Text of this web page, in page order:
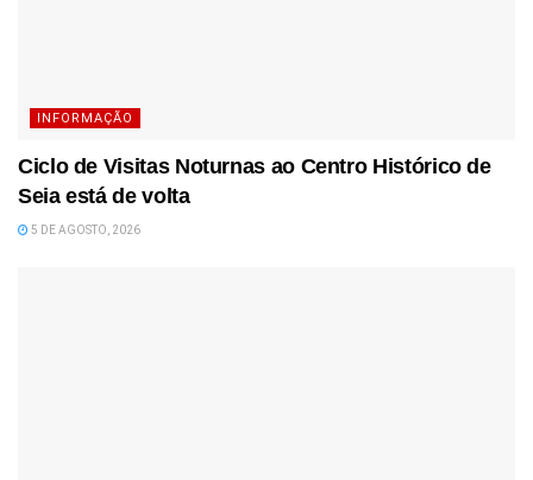
INFORMAÇÃO
Ciclo de Visitas Noturnas ao Centro Histórico de
Seia está de volta
5 DE AGOSTO, 2026